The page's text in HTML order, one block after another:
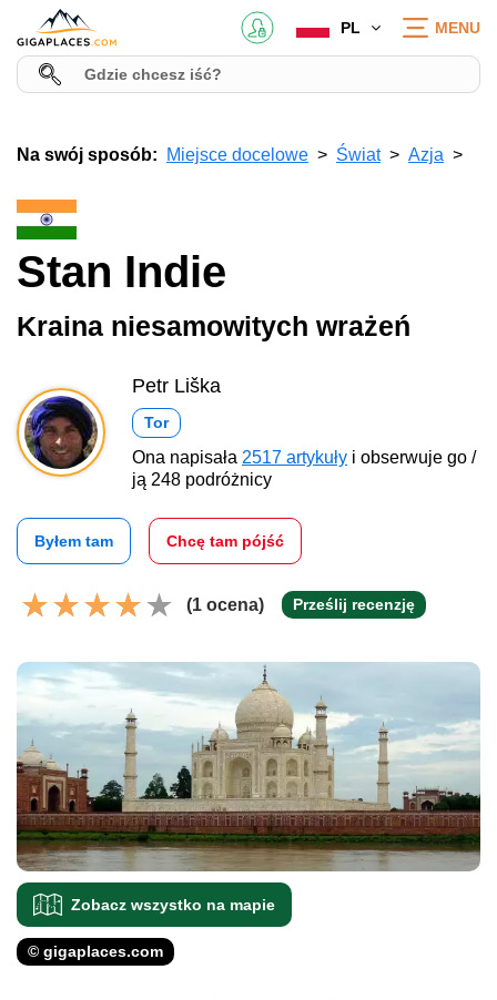
PL MENU
Na swój sposób: Miejsce docelowe Świat Azja
Stan Indie
Kraina niesamowitych wrażeń
Petr Liška
Tor
Ona napisała 2517 artykuły i obserwuje go /
ją 248 podróżnicy
Byłem tam Chcę tam pójść
(1 ocena) Prześlij recenzję
Zobacz wszystko na mapie
© gigaplaces.com